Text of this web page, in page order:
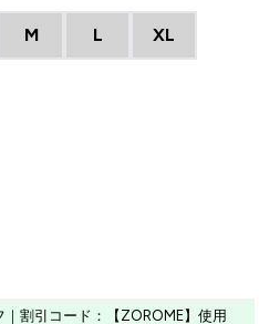
M L XL
割引コード：【ZOROME】使用